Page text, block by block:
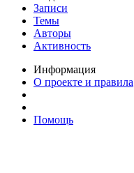
Записи
Темы
Авторы
Активность
Информация
О проекте и правила
Помощь